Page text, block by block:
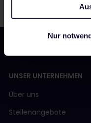
Nur
UNSER UNTERNEHMEN
Über uns
Stellenangebote